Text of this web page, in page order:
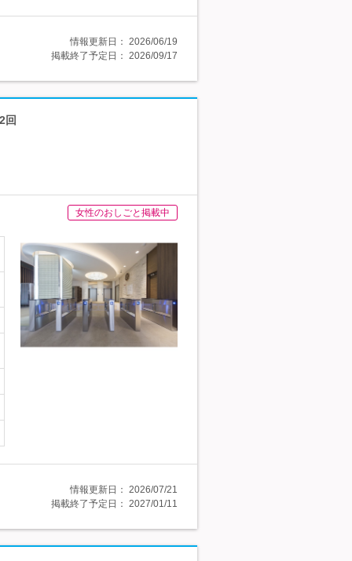
情報更新日： 2026/06/19
掲載終了予定日： 2026/09/17
回
女性のおしごと掲載中
情報更新日： 2026/07/21
掲載終了予定日： 2027/01/11